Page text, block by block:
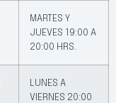
MARTES Y
JUEVES 19:00 A
20:00 HRS.
LUNES A
VIERNES 20:00